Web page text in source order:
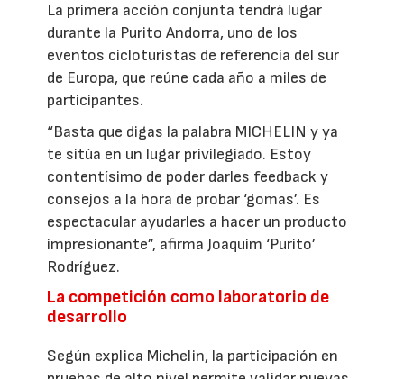
La primera acción conjunta tendrá lugar
durante la Purito Andorra, uno de los
eventos cicloturistas de referencia del sur
de Europa, que reúne cada año a miles de
participantes.
“Basta que digas la palabra MICHELIN y ya
te sitúa en un lugar privilegiado. Estoy
contentísimo de poder darles feedback y
consejos a la hora de probar ‘gomas’. Es
espectacular ayudarles a hacer un producto
impresionante”, afirma Joaquim ‘Purito’
Rodríguez.
La competición como laboratorio de
desarrollo
Según explica Michelin, la participación en